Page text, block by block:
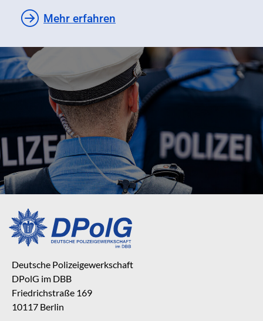
Mehr erfahren
Deutsche Polizeigewerkschaft
DPolG im DBB
Friedrichstraße 169
10117 Berlin